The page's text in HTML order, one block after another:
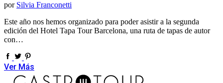
por Silvia Franconetti
Este año nos hemos organizado para poder asistir a la segunda
edición del Hotel Tapa Tour Barcelona, una ruta de tapas de autor
con…
Ver Más